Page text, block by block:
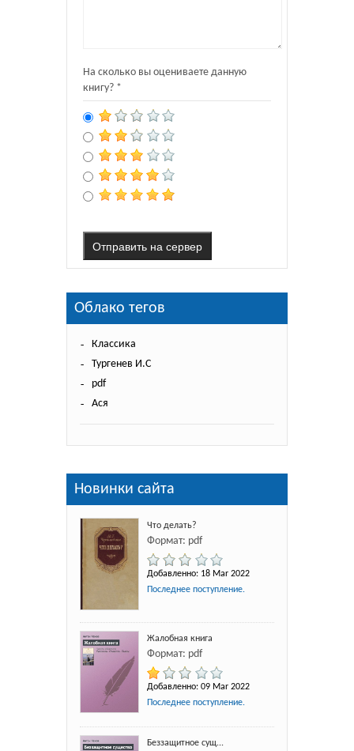
На сколько вы оцениваете данную
книгу? *
Отправить на сервер
Облако тегов
Классика
Тургенев И.С
pdf
Ася
Новинки сайта
Что делать?
Формат: pdf
Добавленно: 18 Mar 2022
Последнее поступление.
Жалобная книга
Формат: pdf
Добавленно: 09 Mar 2022
Последнее поступление.
Беззащитное сущ...